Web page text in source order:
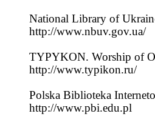
National Library of
http://www.nbuv.gov.ua/
TYPYKON. Worship of
http://www.typikon.ru/
Polska Biblioteka
http://www.pbi.edu.pl